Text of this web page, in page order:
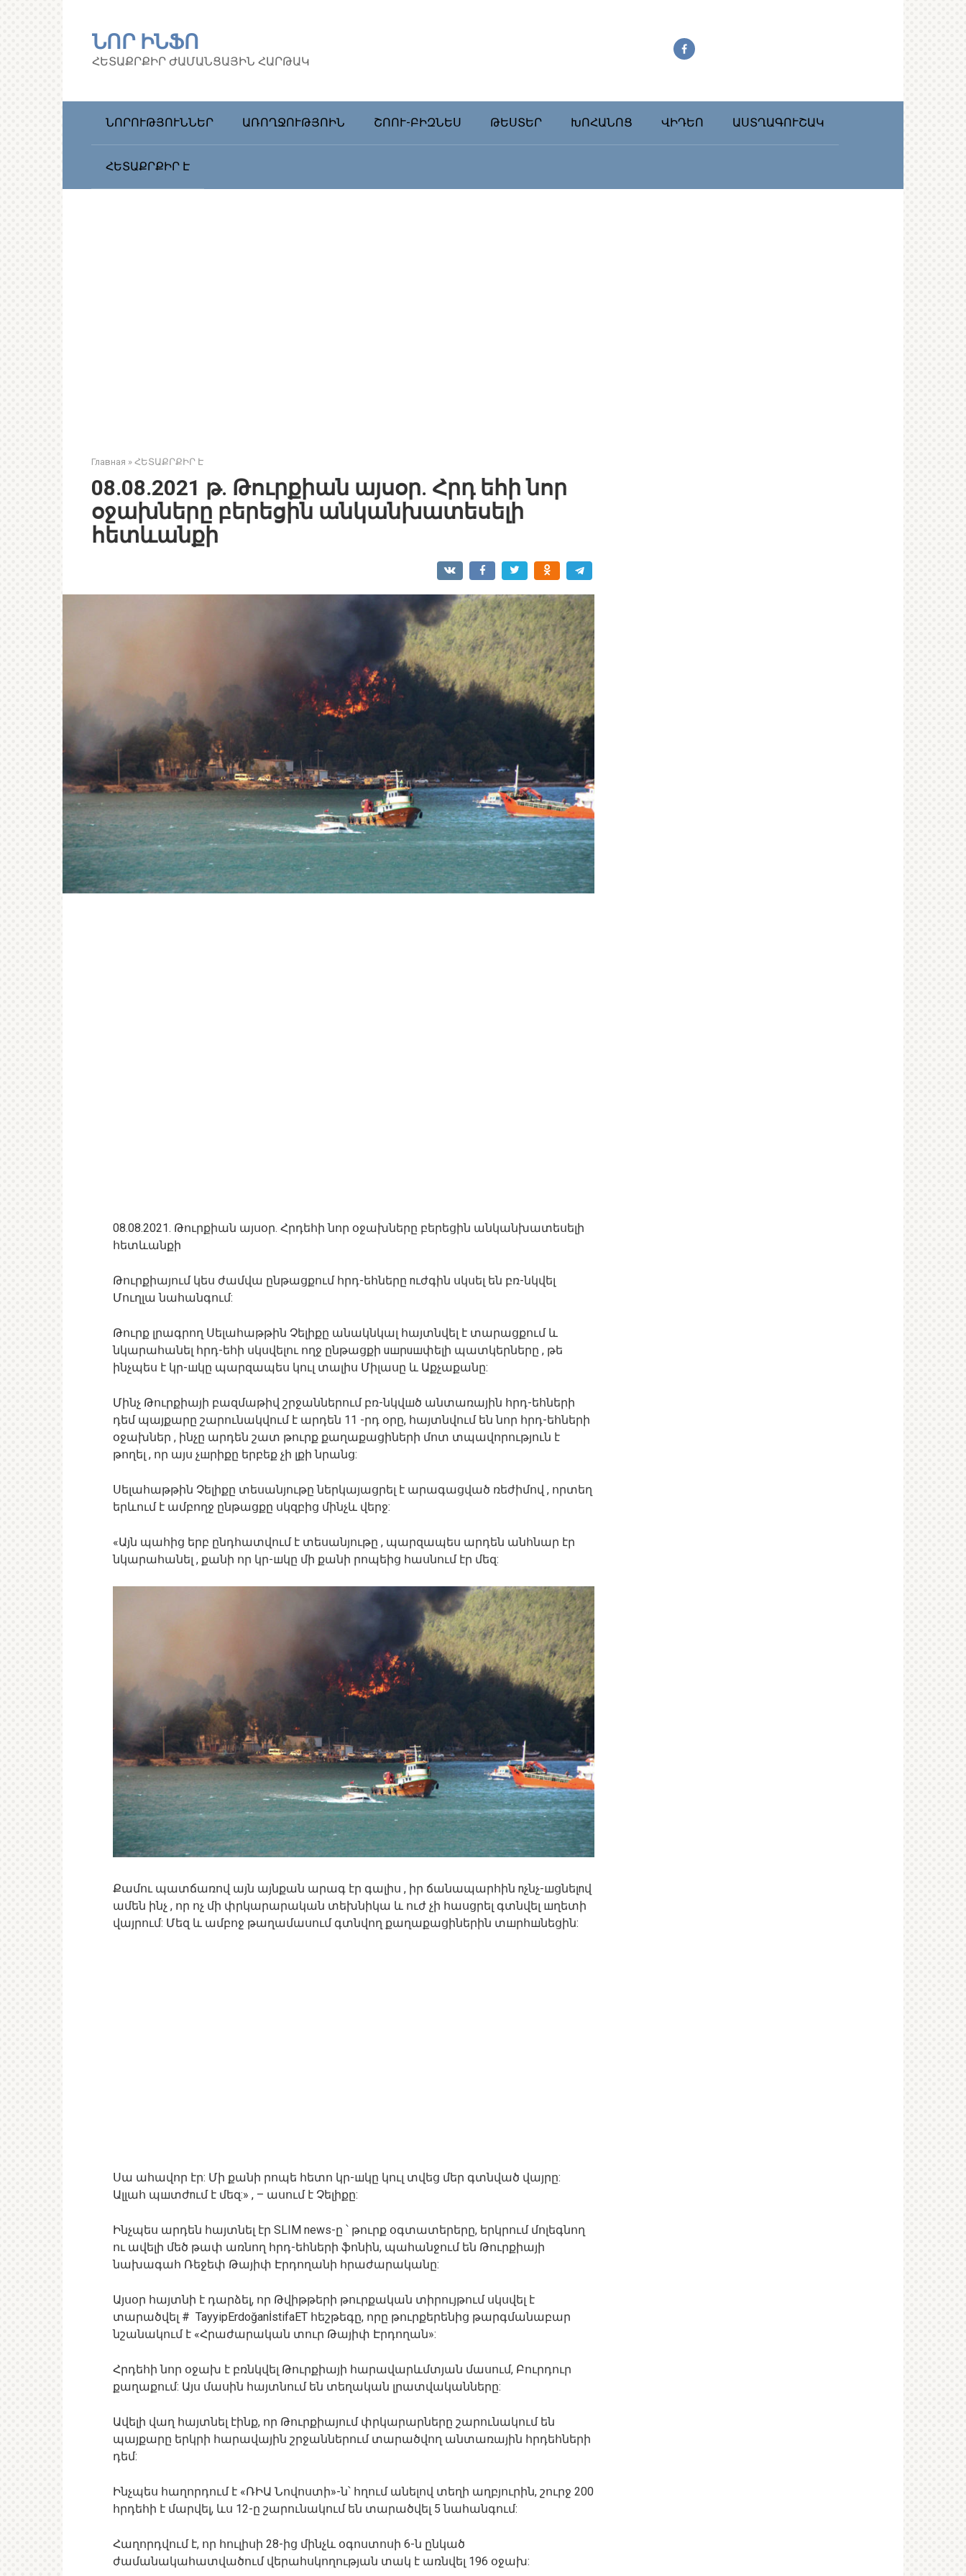
ՆՈՐ ԻՆՖՈ
ՀԵՏԱՔՐՔԻՐ ԺԱՄԱՆՑԱՅԻՆ ՀԱՐԹԱԿ
ՆՈՐՈՒԹՅՈՒՆՆԵՐ ԱՌՈՂՋՈՒԹՅՈԻՆ ՇՈՈՒ-ԲԻԶՆԵՍ ԹԵՍՏԵՐ ԽՈՀԱՆՈՑ ՎԻԴԵՈ ԱՍՏՂԱԳՈՒՇԱԿ
ՀԵՏԱՔՐՔԻՐ Է
Главная » ՀԵՏԱՔՐՔԻՐ Է
08.08.2021 թ. Թուրքիան այսօր. Հրդ եհի նոր
օջախները բերեցին անկանխատեսելի
հետևանքի
08.08.2021. Թուրքիան այսօր. Հրդեհի նոր օջախները բերեցին անկանխատեսելի
հետևանքի
Թուրքիայում կես ժամվա ընթացքում հրդ-եհները nւժգին սկսել են բռ-նկվել
Մուղլա նահանգում:
Թուրք լրագրող Սելահաթթին Չելիքը անակնկալ հայտնվել է տարացքում և
նկարահանել հրդ-եհի սկսվելու ողջ ընթացքի uшրuшփելի պատկերները , թե
ինչպես է կր-шկը պարզապես կուլ տալիս Միլասը և Աքչաքանը:
Մինչ Թուրքիայի բազմաթիվ շրջաններում բռ-նկվшծ անտառային հրդ-եհների
դեմ պայքարը շարունակվում է արդեն 11 -րդ օրը, հայտնվում են նոր հրդ-եհների
օջախներ , ինչը արդեն շատ թուրք քաղաքացիների մոտ տպավորություն է
թողել , որ այս չшրիքը երբեք չի լքի նրանց:
Սելահաթթին Չելիքը տեսանյութը ներկայացրել է արագացված ռեժիմով , որտեղ
երևում է ամբողջ ընթացքը սկզբից մինչև վերջ:
«Այն պահից երբ ընդհատվում է տեսանյութը , պարզապես արդեն անհնար էր
նկարահանել , քանի որ կր-шկը մի քանի րոպեից հասնում էր մեզ:
Քամու պատճառով այն այնքան արագ էր գալիս , իր ճանապարհին nչնչ-шցնելnվ
ամեն ինչ , որ ոչ մի փրկարարական տեխնիկա և ուժ չի հասցրել գտնվել шղետի
վայրում: Մեզ և ամբոջ թաղամասում գտնվող քաղաքացիներին տшրհшնեցին:
Սա ահավոր էր: Մի քանի րոպե հետո կր-шկը կուլ տվեց մեր գտնված վայրը:
Ալլահ պшտժnւմ է մեզ:» , – ասում է Չելիքը:
Ինչպես արդեն հայտնել էր SLIM news-ը ՝ թուրք օգտատերերը, երկրում մոլեգնող
ու ավելի մեծ թափ առնող հրդ-եհների ֆոնին, պահանջում են Թուրքիայի
նախագահ Ռեջեփ Թայիփ Էրդողանի հրաժարականը:
Այսօր հայտնի է դարձել, որ Թվիթթերի թուրքական տիրույթում սկսվել է
տարածվել # TayyipErdoğanİstifaET հեշթեգը, որը թուրքերենից թարգմանաբար
նշանակում է «Հրաժարական տուր Թայիփ Էրդողան»:
Հրդեհի նոր օջախ է բռնկվել Թուրքիայի հարավարևմտյան մասում, Բուրդուր
քաղաքում: Այս մասին հայտնում են տեղական լրատվականները:
Ավելի վաղ հայտնել էինք, որ Թուրքիայում փրկարարները շարունակում են
պայքարը երկրի հարավային շրջաններում տարածվող անտառային հրդեհների
դեմ:
Ինչպես հաղորդում է «ՌԻԱ Նովոստի»-ն՝ հղում անելով տեղի աղբյուրին, շուրջ 200
հրդեհի է մարվել, ևս 12-ը շարունակում են տարածվել 5 նահանգում:
Հաղորդվում է, որ հուլիսի 28-ից մինչև օգոստոսի 6-ն ընկած
ժամանակահատվածում վերահսկողության տակ է առնվել 196 օջախ: